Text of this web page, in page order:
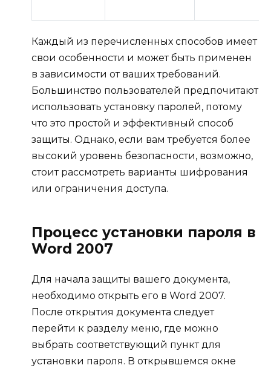
Каждый из перечисленных способов имеет
свои особенности и может быть применен
в зависимости от ваших требований.
Большинство пользователей предпочитают
использовать установку паролей, потому
что это простой и эффективный способ
защиты. Однако, если вам требуется более
высокий уровень безопасности, возможно,
стоит рассмотреть варианты шифрования
или ограничения доступа.
Процесс установки пароля в
Word 2007
Для начала защиты вашего документа,
необходимо открыть его в Word 2007.
После открытия документа следует
перейти к разделу меню, где можно
выбрать соответствующий пункт для
установки пароля. В открывшемся окне